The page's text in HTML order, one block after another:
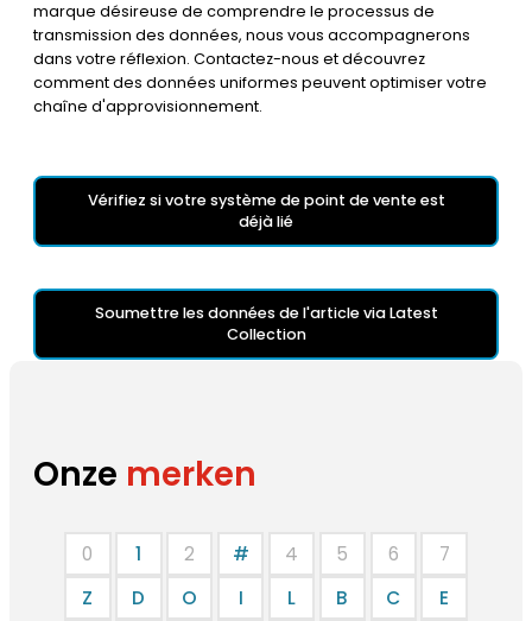
marque désireuse de comprendre le processus de
transmission des données, nous vous accompagnerons
dans votre réflexion. Contactez-nous et découvrez
comment des données uniformes peuvent optimiser votre
chaîne d'approvisionnement.
Vérifiez si votre système de point de vente est
déjà lié
Soumettre les données de l'article via Latest
Collection
Onze merken
0 1 2 # 4 5 6
7
Z
D O I L B C E